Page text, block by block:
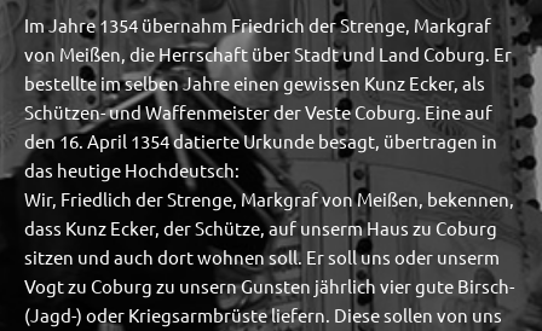
Im Jahre 1354 übernahm Friedrich der Strenge, Markgraf
von Meißen, die Herrschaft über Stadt und Land Coburg. Er
bestellte im selben Jahre einen gewissen Kunz Ecker, als
Schützen- und Waffenmeister der Veste Coburg. Eine auf
den 16. April 1354 datierte Urkunde besagt, übertragen in
das heutige Hochdeutsch:
Wir, Friedlich der Strenge, Markgraf von Meißen, bekennen,
dass Kunz Ecker, der Schütze, auf unserm Haus zu Coburg
sitzen und auch dort wohnen soll. Er soll uns oder unserm
Vogt zu Coburg zu unsern Gunsten jährlich vier gute Birsch-
(Jagd-) oder Kriegsarmbrüste liefern. Diese sollen von uns